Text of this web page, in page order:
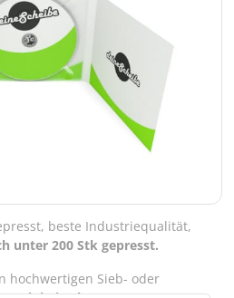
beste Industriequalität,
unter 200 Stk gepresst.
hochwertigen Sieb- oder